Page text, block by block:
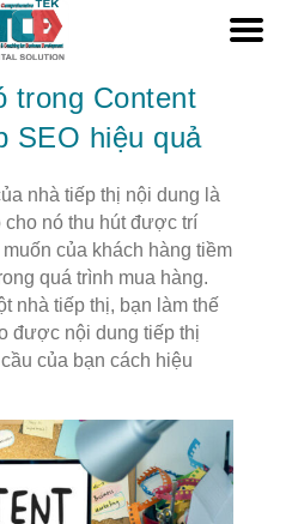
trong Content
SEO hiệu quả
nhà tiếp thị nội dung là
nó thu hút được trí
của khách hàng tiềm
quá trình mua hàng.
nhà tiếp thị, bạn làm thế
được nội dung tiếp thị
của bạn cách hiệu